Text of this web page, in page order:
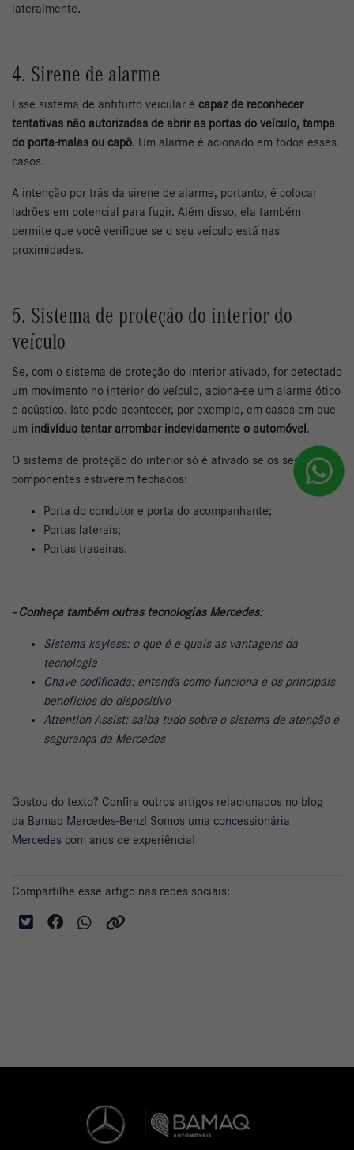
lateralmente.
4. Sirene de alarme
Esse sistema de antifurto veicular é capaz de reconhecer
tentativas não autorizadas de abrir as portas do veículo, tampa
do porta-malas ou capô. Um alarme é acionado em todos esses
casos.
A intenção por trás da sirene de alarme, portanto, é colocar
ladrões em potencial para fugir. Além disso, ela também
permite que você verifique se o seu veículo está nas
proximidades.
5. Sistema de proteção do interior do
veículo
Se, com o sistema de proteção do interior ativado, for detectado
um movimento no interior do veículo, aciona-se um alarme ótico
e acústico. Isto pode acontecer, por exemplo, em casos em que
um indivíduo tentar arrombar indevidamente o automóvel .
O sistema de proteção do interior só é ativado se os seguintes
componentes estiverem fechados:
Porta do condutor e porta do acompanhante;
Portas laterais;
Portas traseiras.
- Conheça também outras tecnologias Mercedes:
Sistema keyless: o que é e quais as vantagens da
tecnologia
Chave codificada: entenda como funciona e os principais
benefícios do dispositivo
Attention Assist: saiba tudo sobre o sistema de atenção e
segurança da Mercedes
Gostou do texto? Confira outros artigos relacionados no blog
da Bamaq Mercedes-Benz! Somos uma concessionária
Mercedes com anos de experiência!
Compartilhe esse artigo nas redes sociais: